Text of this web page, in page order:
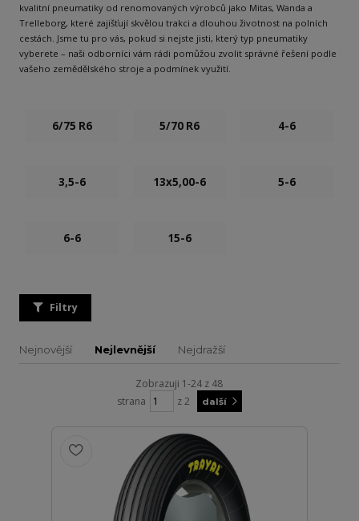
kvalitní pneumatiky od renomovaných výrobců jako Mitas, Wanda a
Trelleborg, které zajišťují skvělou trakci a dlouhou životnost na polních
cestách. Jsme tu pro vás, pokud si nejste jisti, který typ pneumatiky
vyberete – naši odborníci vám rádi pomůžou zvolit správné řešení podle
vašeho zemědělského stroje a podmínek využití.
6/75 R6 5/70 R6 4-6
3,5-6 13x5,00-6 5-6
6-6 15-6
Filtry
Nejnovější Nejlevnější Nejdražší
Zobrazuji 1-24 z 48
strana
z 2 další